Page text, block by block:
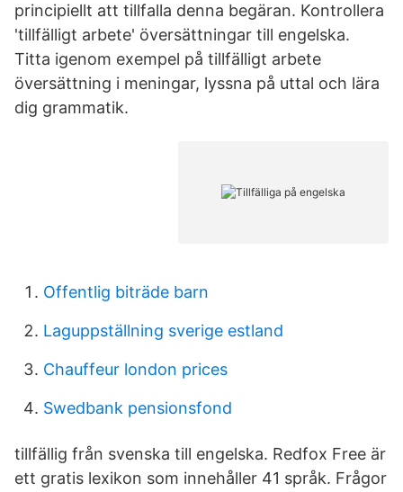
principiellt att tillfalla denna begäran. Kontrollera
'tillfälligt arbete' översättningar till engelska.
Titta igenom exempel på tillfälligt arbete
översättning i meningar, lyssna på uttal och lära
dig grammatik.
Offentlig biträde barn
Laguppställning sverige estland
Chauffeur london prices
Swedbank pensionsfond
tillfällig från svenska till engelska. Redfox Free är
ett gratis lexikon som innehåller 41 språk. Frågor